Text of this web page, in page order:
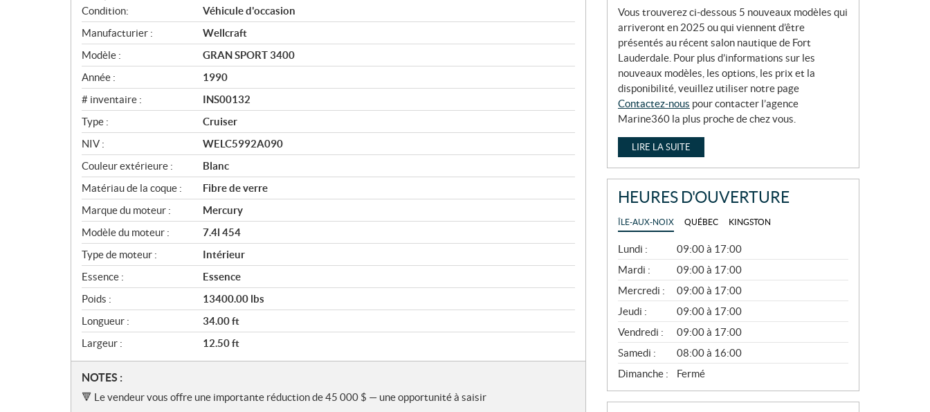
A
p
e
r
ç
u
Condition:
Véhicule d'occasion
Manufacturier :
Wellcraft
Modèle :
GRAN SPORT 3400
Année :
1990
# inventaire :
INS00132
Type :
Cruiser
NIV :
WELC5992A090
Couleur extérieure :
Blanc
Matériau de la coque :
Fibre de verre
Marque du moteur :
Mercury
Modèle du moteur :
7.4l 454
Type de moteur :
Intérieur
Essence :
Essence
Poids :
13400.00 lbs
Longueur :
34.00 ft
Largeur :
12.50 ft
N
o
NOTES :
🔻 Le vendeur vous offre une importante réduction de 45 000 $ — une opportunité à saisir
Vous trouverez ci-dessous 5 nouveaux modèles qui
arriveront en 2025 ou qui viennent d’être
présentés au récent salon nautique de Fort
Lauderdale. Pour plus d’informations sur les
nouveaux modèles, les options, les prix et la
disponibilité, veuillez utiliser notre page
Contactez-nous pour contacter l’agence
Marine360 la plus proche de chez vous.
LIRE LA SUITE
HEURES D'OUVERTURE
ÎLE-AUX-NOIX QUÉBEC KINGSTON
G
É
N
É
R
A
L
Lundi :
09:00 à 17:00
Mardi :
09:00 à 17:00
Mercredi :
09:00 à 17:00
Jeudi :
09:00 à 17:00
Vendredi :
09:00 à 17:00
Samedi :
08:00 à 16:00
Dimanche :
Fermé